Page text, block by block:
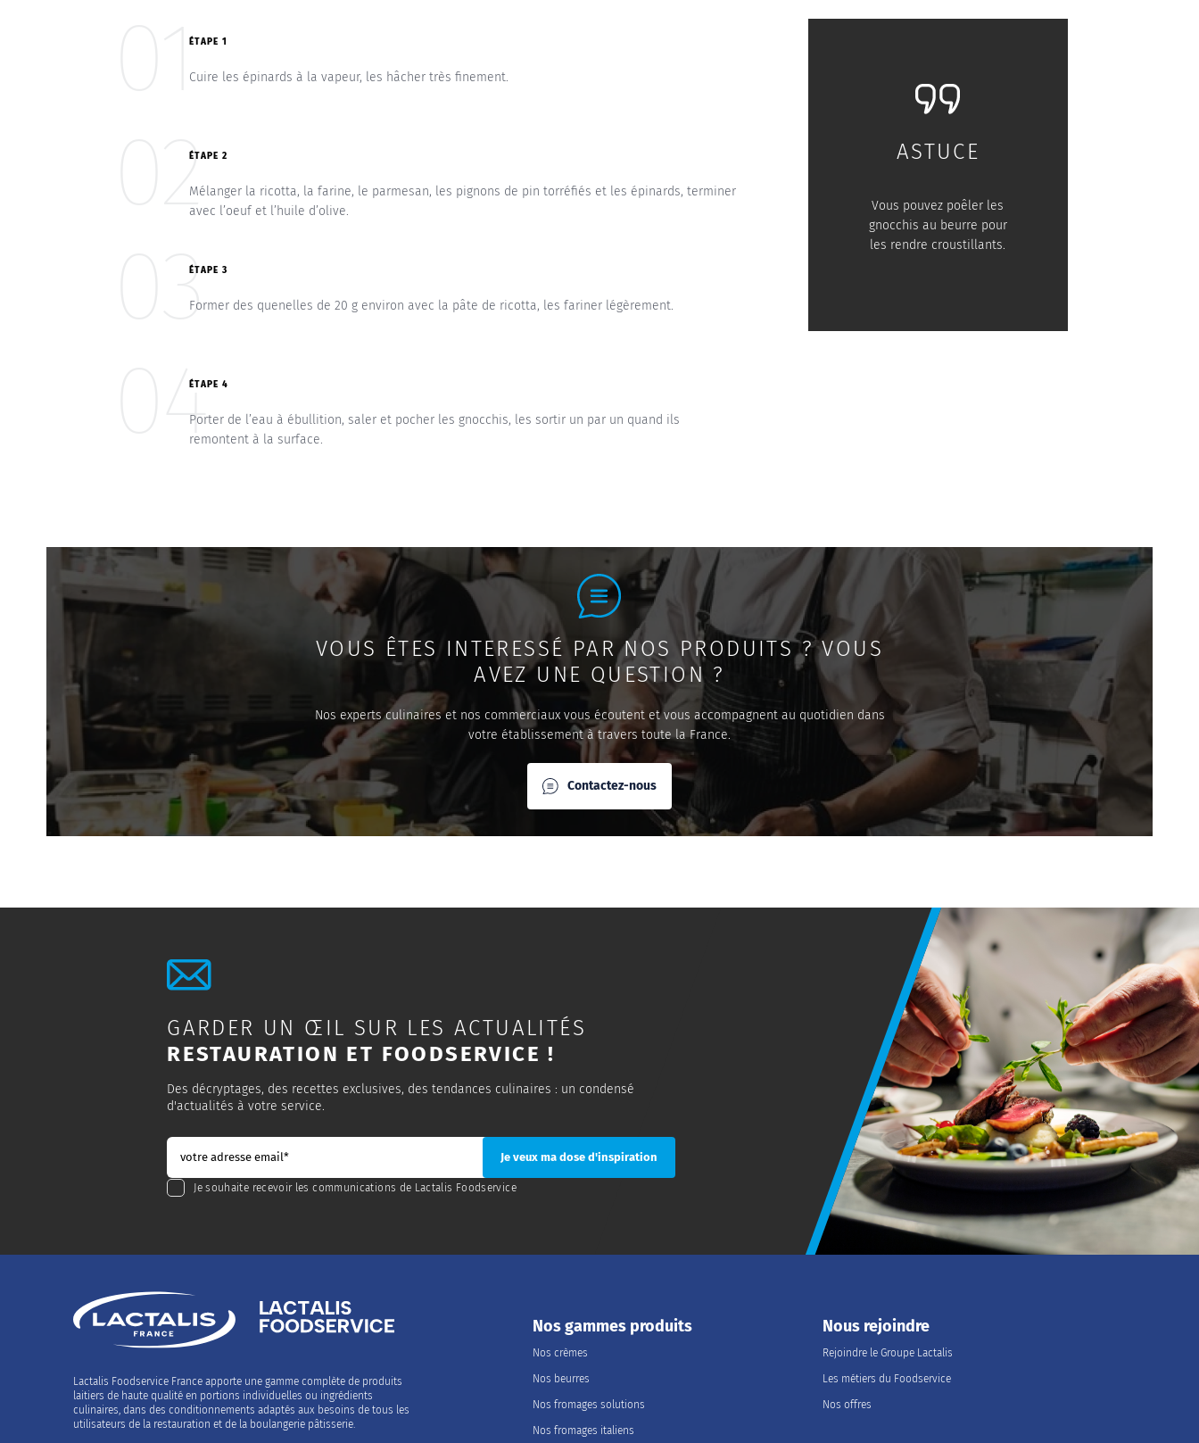
01ÉTAPE 1
Cuire les épinards à la vapeur, les hâcher très finement.
02ÉTAPE 2
Mélanger la ricotta, la farine, le parmesan, les pignons de pin torréfiés et les épinards, terminer
avec l’oeuf et l’huile d’olive.
03ÉTAPE 3
Former des quenelles de 20 g environ avec la pâte de ricotta, les fariner légèrement.
04ÉTAPE 4
Porter de l’eau à ébullition, saler et pocher les gnocchis, les sortir un par un quand ils
remontent à la surface.
ASTUCE
Vous pouvez poêler les
gnocchis au beurre pour
les rendre croustillants.
VOUS ÊTES INTERESSÉ PAR NOS PRODUITS ? VOUS
AVEZ UNE QUESTION ?
Nos experts culinaires et nos commerciaux vous écoutent et vous accompagnent au quotidien dans
votre établissement à travers toute la France.
Contactez-nous
GARDER UN ŒIL SUR LES ACTUALITÉS
RESTAURATION ET FOODSERVICE !
Des décryptages, des recettes exclusives, des tendances culinaires : un condensé
d'actualités à votre service.
Je souhaite recevoir les communications de Lactalis Foodservice
Lactalis Foodservice France apporte une gamme complète de produits
laitiers de haute qualité en portions individuelles ou ingrédients
culinaires, dans des conditionnements adaptés aux besoins de tous les
utilisateurs de la restauration et de la boulangerie pâtisserie.
Nos gammes produits
Nos crèmes
Nos beurres
Nos fromages solutions
Nos fromages italiens
Nous rejoindre
Rejoindre le Groupe Lactalis
Les métiers du Foodservice
Nos offres